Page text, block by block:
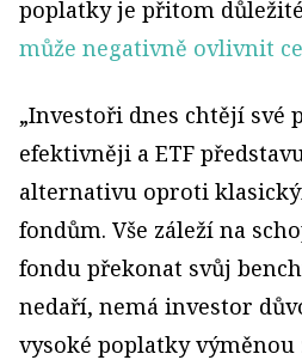
poplatky je přitom
může negativně ovlivnit
„Investoři dnes chtějí své
efektivněji a ETF
alternativu oproti
fondům. Vše záleží na
fondu překonat svůj
nedaří, nemá investor
vysoké poplatky